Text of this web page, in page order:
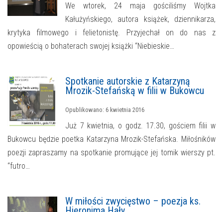
We wtorek, 24 maja gościliśmy Wojtka
Kałużyńskiego, autora książek, dziennikarza,
krytyka filmowego i felietonistę. Przyjechał on do nas z
opowieścią o bohaterach swojej książki “Niebieskie…
Spotkanie autorskie z Katarzyną
Mrozik-Stefańską w filii w Bukowcu
Opublikowano: 6 kwietnia 2016
Już 7 kwietnia, o godz. 17.30, gościem filii w
Bukowcu będzie poetka Katarzyna Mrozik-Stefańska. Miłośników
poezji zapraszamy na spotkanie promujące jej tomik wierszy pt.
“futro…
W miłości zwycięstwo – poezja ks.